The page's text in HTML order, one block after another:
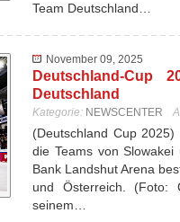
Team Deutschland…
November 09, 2025
Deutschland-Cup
Deutschland
Kategorie: NEWSCENTER
(Deutschland Cup
die Teams von
Bank Landshut Arena
und Österreich. (Foto:
seinem…